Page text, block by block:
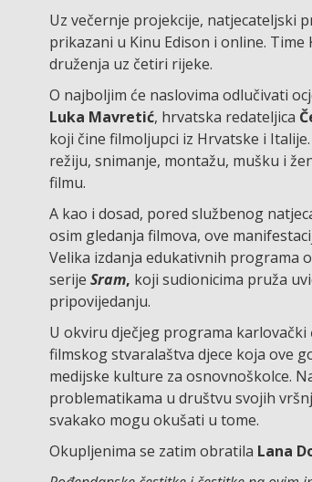
Uz večernje projekcije, natjecateljski
prikazani u Kinu Edison i online.
druženja uz četiri rijeke.
O najboljim će naslovima odlučivati
Luka Mavretić, hrvatska redateljica
koji čine filmoljupci iz Hrvatske i
režiju, snimanje, montažu, mušku i
filmu.
A kao i dosad, pored službenog
osim gledanja filmova, ove
Velika izdanja edukativnih programa
serije Sram, koji sudionicima pruža
pripovijedanju.
U okviru dječjeg programa
filmskog stvaralaštva djece koja ove
medijske kulture za osnovnoškolce.
problematikama u društvu svojih
svakako mogu okušati u tome.
Okupljenima se zatim obratila Lana